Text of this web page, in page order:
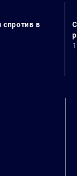
спротив в